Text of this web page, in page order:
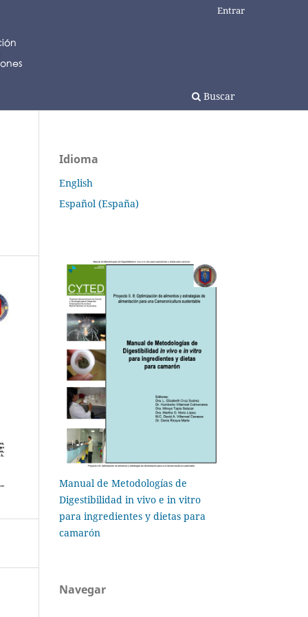
Buscar
Entrar
Idioma
English
Español (España)
Manual de Metodologías de
Digestibilidad in vivo e in vitro
para ingredientes y dietas para
camarón
Navegar